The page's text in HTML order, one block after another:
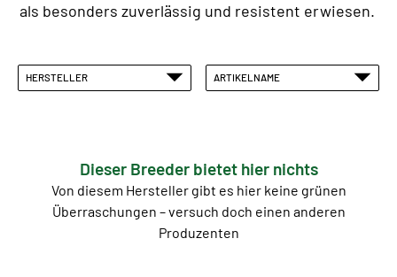
als besonders zuverlässig und resistent erwiesen.
HERSTELLER ARTIKELNAME
Dieser Breeder bietet hier nichts
Von diesem Hersteller gibt es hier keine grünen
Überraschungen – versuch doch einen anderen
Produzenten